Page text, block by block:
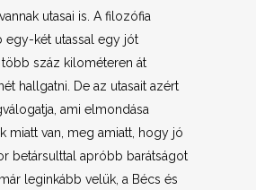
utasai is. A filozófia
egy-két utassal egy jót
száz kilométeren át
hallgatni. De az utasait azért
ami elmondása
miatt van, meg amiatt, hogy jó
betársulttal apróbb barátságot
leginkább velük, a Bécs és